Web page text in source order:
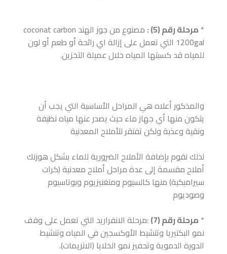
* مرحلة رقم (5) :
مصنوع من جوز الهند coconat carbon
1200gal التي تعمل على إزالة اي رائحة أو طعم أو لون
للمياه قد كسبتها المياه خلال عميلة التخزين.
والمذكور أعلاه هي المراحل الأساسية التي يجب أن
يتكون منها أي جهاز ماء حيث يصدر عنها مياه نظيفة
ونقية وعذبة ولكن تفتقر للأملاح المعدنية
لذلك نقوم بإضافة الأملاح الضرورية للماء بشكل هوزنك
أملاح مقسمة إلى عدة مراحل أملاح معدنية (كرات
سيراميكية) منها كالسيوم ومنغنيزيوم وبوتاسيوم
وصوديوم
* مرحلة رقم (7)
:مرحلة الانفراريد التي تعمل على وقف
نمو البكتيريا وتنشيط الأوكسجين في المياه وتنشيط
الدورة الدموية وتحفيز نمو الخلايا (الانزيمات).